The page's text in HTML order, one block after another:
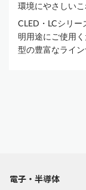
環境にやさしい
CLED・LCシリ
明用途にご使用
型の豊富なライ
電子・半導体